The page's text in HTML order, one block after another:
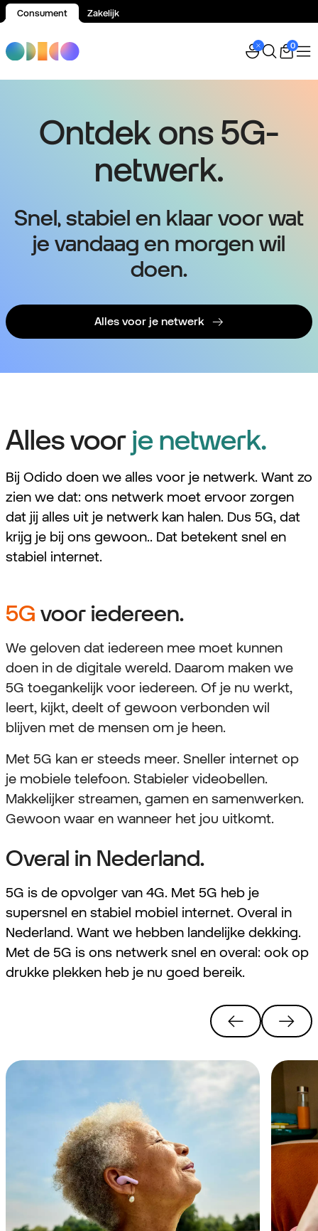
Consument Zakelijk
0
Ontdek ons 5G-
netwerk.
Snel, stabiel en klaar voor wat
je vandaag en morgen wil
doen.
Alles voor je netwerk
Alles voorje netwerk.
Bij Odido doen we alles voor je netwerk. Want zo
zien we dat: ons netwerk moet ervoor zorgen
dat jij alles uit je netwerk kan halen. Dus 5G, dat
krijg je bij ons gewoon.. Dat betekent snel en
stabiel internet.
5G voor iedereen.
We geloven dat iedereen mee moet kunnen
doen in de digitale wereld. Daarom maken we
5G toegankelijk voor iedereen. Of je nu werkt,
leert, kijkt, deelt of gewoon verbonden wil
blijven met de mensen om je heen.
Met 5G kan er steeds meer. Sneller internet op
je mobiele telefoon. Stabieler videobellen.
Makkelijker streamen, gamen en samenwerken.
Gewoon waar en wanneer het jou uitkomt.
Overal in Nederland.
5G is de opvolger van 4G. Met 5G heb je
supersnel en stabiel mobiel internet. Overal in
Nederland. Want we hebben landelijke dekking.
Met de 5G is ons netwerk snel en overal: ook op
drukke plekken heb je nu goed bereik.